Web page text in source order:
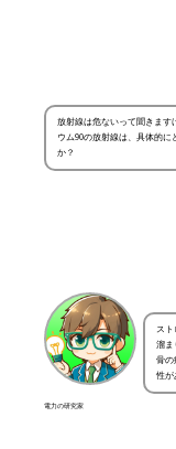
放射線は危ないって聞きます
ウム90の放射線は、具体的に
か？
電力の研究家
スト
溜ま
骨の
性が